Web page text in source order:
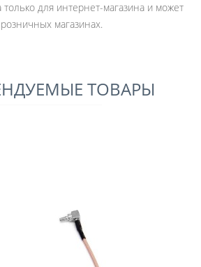
для интернет-магазина и может
магазинах.
ТОВАРЫ